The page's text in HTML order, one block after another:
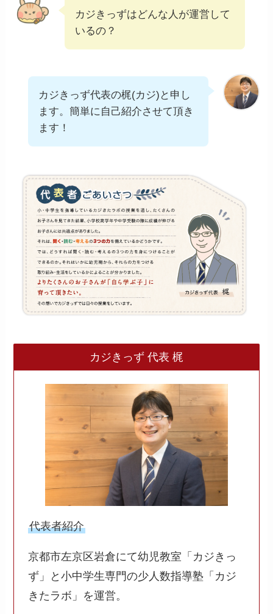
カジきっずはどんな人が運営して
いるの？
カジきっず代表の梶(カジ)と申し
ます。簡単に自己紹介させて頂き
ます！
カジきっず 代表 梶
代表者紹介
京都市左京区岩倉にて幼児教室「カジきっ
ず」と小中学生専門の少人数指導塾「カジ
きたラボ」を運営。